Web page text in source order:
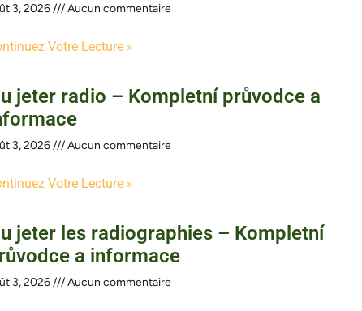
3, 2026 Aucun commentaire
Votre Lecture »
jeter radio – Kompletní průvodce a
3, 2026 Aucun commentaire
Votre Lecture »
jeter les radiographies – Kompletní
a informace
3, 2026 Aucun commentaire